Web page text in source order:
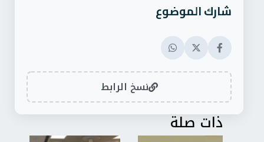
شارك الموضوع
نسخ الرابط
ذات صلة